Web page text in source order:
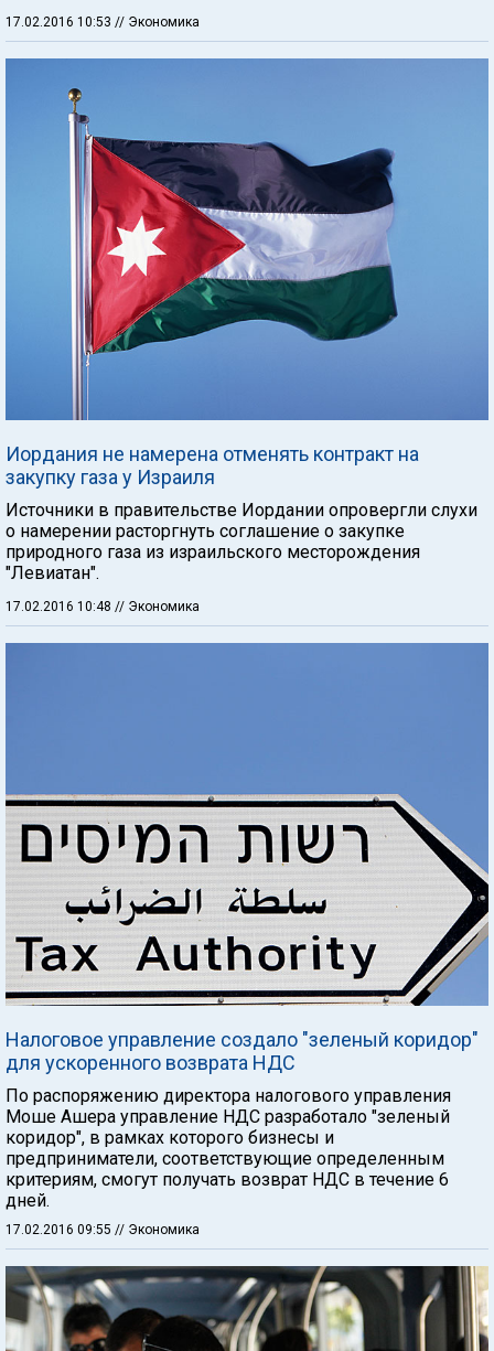
17.02.2016 10:53 // Экономика
Иордания не намерена отменять контракт на
закупку газа у Израиля
Источники в правительстве Иордании опровергли слухи
о намерении расторгнуть соглашение о закупке
природного газа из израильского месторождения
"Левиатан".
17.02.2016 10:48 // Экономика
Налоговое управление создало "зеленый коридор"
для ускоренного возврата НДС
По распоряжению директора налогового управления
Моше Ашера управление НДС разработало "зеленый
коридор", в рамках которого бизнесы и
предприниматели, соответствующие определенным
критериям, смогут получать возврат НДС в течение 6
дней.
17.02.2016 09:55 // Экономика